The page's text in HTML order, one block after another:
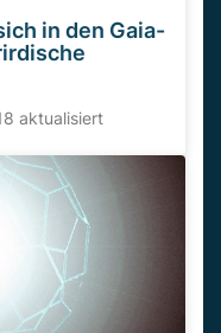
in den Gaia-
aktualisiert